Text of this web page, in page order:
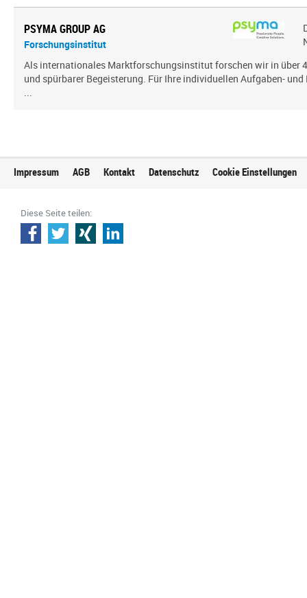
PSYMA GROUP AG
Forschungsinstitut
Als internationales Marktforschungsinstitut forschen wir in über
und spürbarer Begeisterung. Für Ihre individuellen Aufgaben-
...
Impressum AGB Kontakt Datenschutz Cookie Einstellungen
Diese Seite teilen: